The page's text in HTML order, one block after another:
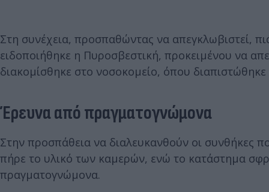
Στη συνέχεια, προσπαθώντας να απεγκλωβιστεί,
ειδοποιήθηκε η Πυροσβεστική, προκειμένου να
διακομίσθηκε στο νοσοκομείο, όπου
Έρευνα από πραγματογνώμονα
Στην προσπάθεια να διαλευκανθούν οι συνθήκες
πήρε το υλικό των καμερών, ενώ το κατάστημα
πραγματογνώμονα.